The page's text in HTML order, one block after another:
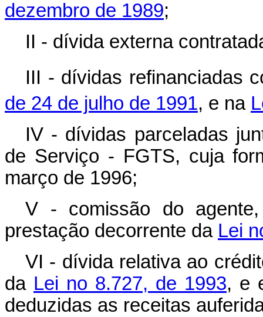
dezembro de 1989;
II - dívida externa
III - dívidas refinanciadas
de 24 de julho de 1991, e na
IV - dívidas parceladas
de Serviço - FGTS, cuja
março de 1996;
V - comissão do
prestação decorrente da Lei
VI - dívida relativa ao
da Lei no 8.727, de 1993, e
deduzidas as receitas